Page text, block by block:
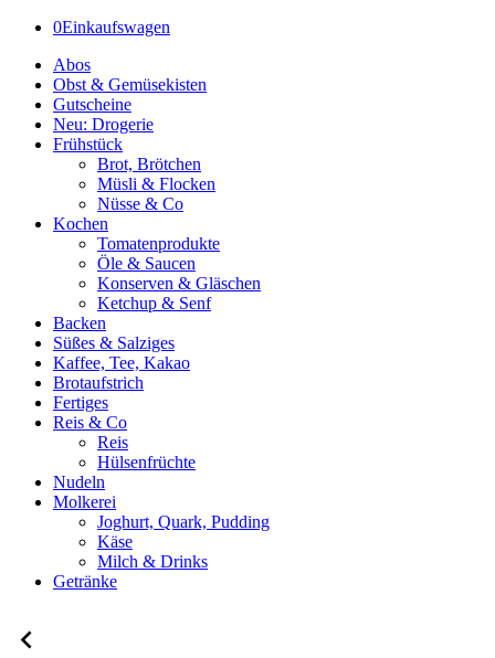
0Einkaufswagen
Abos
Obst & Gemüsekisten
Gutscheine
Neu: Drogerie
Frühstück
Brot, Brötchen
Müsli & Flocken
Nüsse & Co
Kochen
Tomatenprodukte
Öle & Saucen
Konserven & Gläschen
Ketchup & Senf
Backen
Süßes & Salziges
Kaffee, Tee, Kakao
Brotaufstrich
Fertiges
Reis & Co
Reis
Hülsenfrüchte
Nudeln
Molkerei
Joghurt, Quark, Pudding
Käse
Milch & Drinks
Getränke